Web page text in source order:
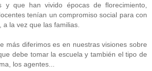
y que han vivido épocas de florecimiento,
tenían un compromiso social para con
a la vez que las familias.
más diferimos es en nuestras visiones sobre
debe tomar la escuela y también el tipo de
los agentes...